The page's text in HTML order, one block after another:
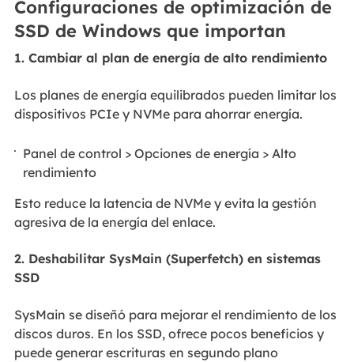
Configuraciones de optimización de
SSD de Windows que importan
1. Cambiar al plan de energía de alto rendimiento
Los planes de energía equilibrados pueden limitar los
dispositivos PCIe y NVMe para ahorrar energía.
Panel de control > Opciones de energía > Alto
rendimiento
Esto reduce la latencia de NVMe y evita la gestión
agresiva de la energía del enlace.
2. Deshabilitar SysMain (Superfetch) en sistemas
SSD
SysMain se diseñó para mejorar el rendimiento de los
discos duros. En los SSD, ofrece pocos beneficios y
puede generar escrituras en segundo plano